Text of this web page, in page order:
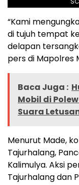
“Kami
di tujuh tempat
delapan
pers di Mapolres
Baca Juga :
Mobil di
Suara
Menurut Made,
Tajurhalang,
Kalimulya. Aksi
Tajurhalang dan